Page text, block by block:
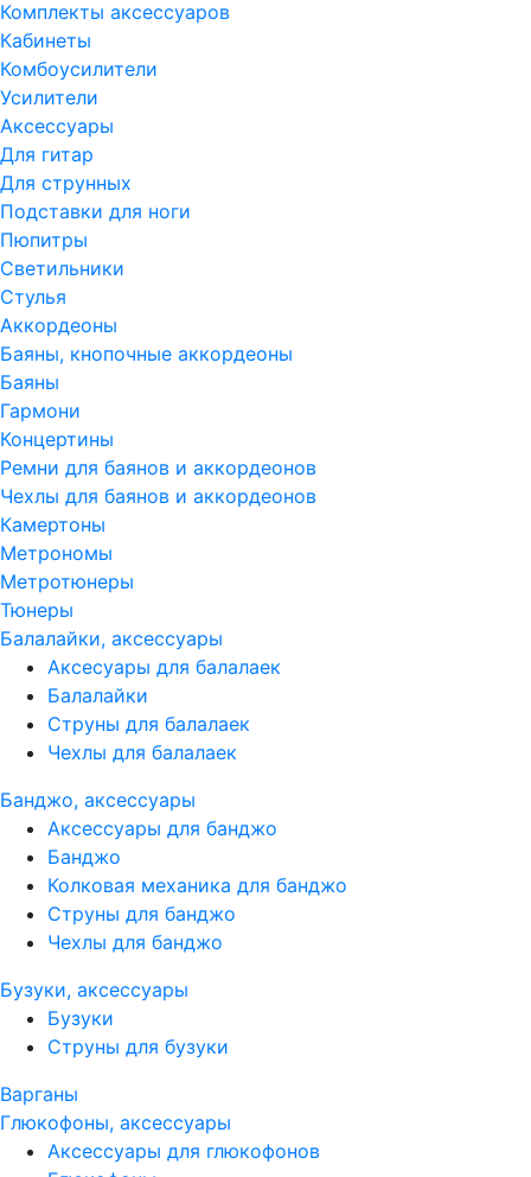
Комплекты аксессуаров
Кабинеты
Комбоусилители
Усилители
Аксессуары
Для гитар
Для струнных
Подставки для ноги
Пюпитры
Светильники
Стулья
Аккордеоны
Баяны, кнопочные аккордеоны
Баяны
Гармони
Концертины
Ремни для баянов и аккордеонов
Чехлы для баянов и аккордеонов
Камертоны
Метрономы
Метротюнеры
Тюнеры
Балалайки, аксессуары
Аксесуары для балалаек
Балалайки
Струны для балалаек
Чехлы для балалаек
Банджо, аксессуары
Аксессуары для банджо
Банджо
Колковая механика для банджо
Струны для банджо
Чехлы для банджо
Бузуки, аксессуары
Бузуки
Струны для бузуки
Варганы
Глюкофоны, аксессуары
Аксессуары для глюкофонов